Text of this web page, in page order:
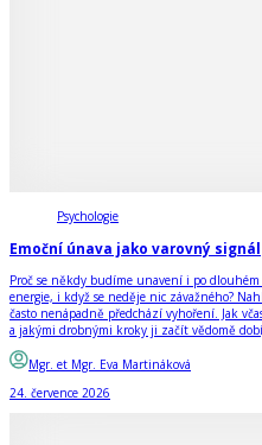
Psychologie
Emoční únava jako varovný signál
Proč se někdy budíme unavení i po
energie, i když se neděje nic závažného?
často nenápadně předchází vyhoření. Jak
a jakými drobnými kroky ji začít vědomě
Mgr. et Mgr. Eva Martináková
24. července 2026